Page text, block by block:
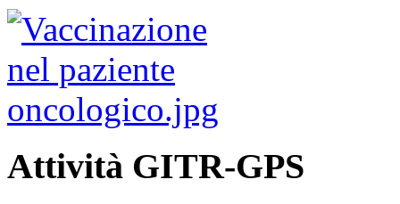
Attività GITR-GPS